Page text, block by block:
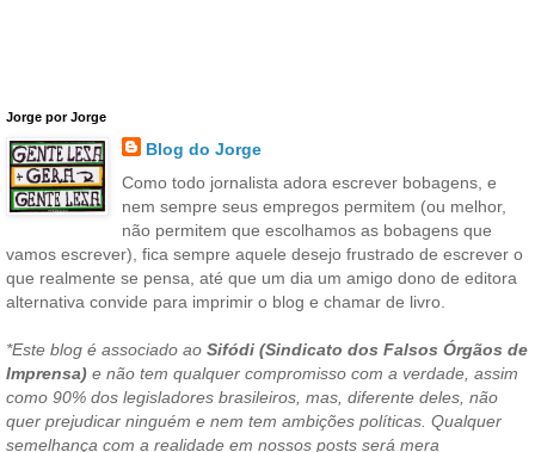
Jorge por Jorge
Blog do Jorge
Como todo jornalista adora escrever bobagens, e
nem sempre seus empregos permitem (ou melhor,
não permitem que escolhamos as bobagens que
vamos escrever), fica sempre aquele desejo frustrado de escrever o
que realmente se pensa, até que um dia um amigo dono de editora
alternativa convide para imprimir o blog e chamar de livro.
*Este blog é associado ao Sifódi (Sindicato dos Falsos Órgãos de
Imprensa) e não tem qualquer compromisso com a verdade, assim
como 90% dos legisladores brasileiros, mas, diferente deles, não
quer prejudicar ninguém e nem tem ambições políticas. Qualquer
semelhança com a realidade em nossos posts será mera